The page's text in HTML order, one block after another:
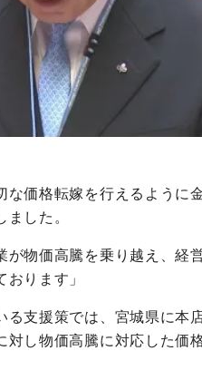
価格転嫁を行えるように
した。
物価高騰を乗り越え、経
ります」
支援策では、宮城県に本
し物価高騰に対応した価